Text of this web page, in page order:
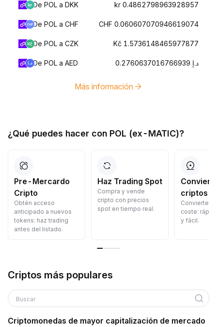
De POL a DKK kr 0.4862798963928957
De POL a CHF CHF 0.060607070946619074
De POL a CZK Kč 1.5736148465977877
De POL a AED د.إ 0.2760637016766939
Más información
¿Qué puedes hacer con POL (ex-MATIC)?
Pre-Mercardo
Cripto
Obtén acceso
anticipado a nuevos
tokens: haz trading
antes del listado.
Haz Trading Spot
Compra y vende
cripto con precios
spot en tiempo real.
criptos
Convierte
coste:
y fácil.
Criptos más populares
Buscar
Criptomonedas de mayor capitalización de mercado